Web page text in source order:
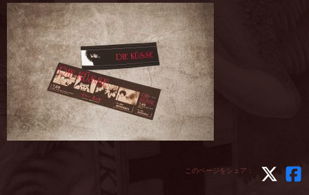
このページをシェア：